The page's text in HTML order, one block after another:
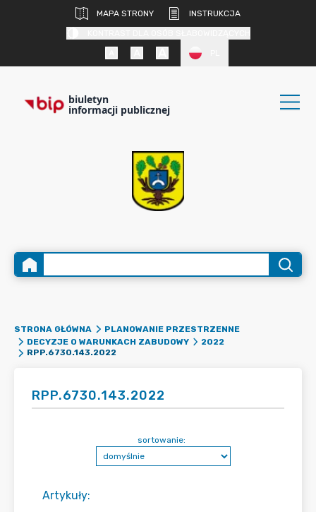
MAPA STRONY
INSTRUKCJA
biuletyn
informacji publicznej
STRONA GŁÓWNA
PLANOWANIE PRZESTRZENNE
DECYZJE O WARUNKACH ZABUDOWY
2022
RPP.6730.143.2022
RPP.6730.143.2022
Artykuły:
sortowanie: